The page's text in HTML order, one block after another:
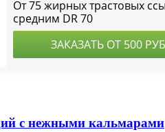
с нежными кальмарами